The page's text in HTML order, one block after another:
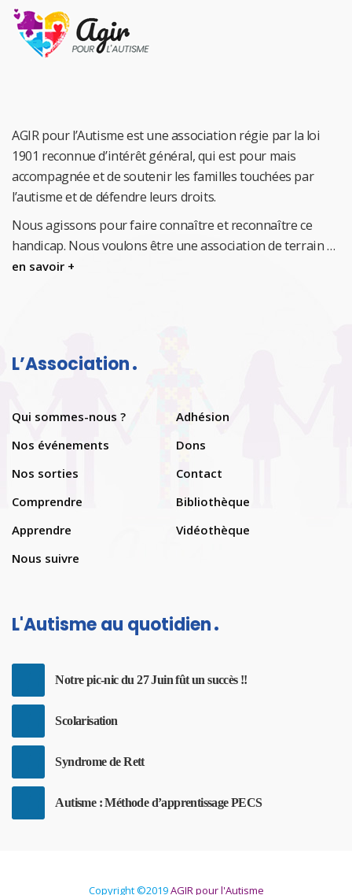
AGIR pour l’Autisme est une association régie par la loi
1901 reconnue d’intérêt général, qui est pour mais
accompagnée et de soutenir les familles touchées par
l’autisme et de défendre leurs droits.
Nous agissons pour faire connaître et reconnaître ce
handicap. Nous voulons être une association de terrain …
en savoir +
L’Association
Qui sommes-nous ?
Nos événements
Nos sorties
Comprendre
Apprendre
Nous suivre
Adhésion
Dons
Contact
Bibliothèque
Vidéothèque
L'Autisme au quotidien
Notre pic-nic du 27 Juin fût un succès !!
Scolarisation
Syndrome de Rett
Autisme : Méthode d’apprentissage PECS
Copyright ©2019AGIR pour l'Autisme